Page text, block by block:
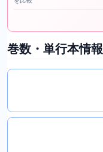
巻数・単行本情報